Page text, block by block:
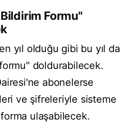
Formu"
yıl olduğu gibi bu yıl da
doldurabilecek.
abonelerse
ve şifreleriyle sisteme
ulaşabilecek.